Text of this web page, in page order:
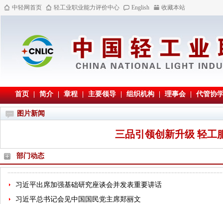
中轻网首页 轻工业职业能力评价中心 English 收藏本站
首页 | 简介 | 章程 | 主要领导 | 组织机构 | 理事会 | 代管协
图片新闻
三品引领创新升级 轻工
部门动态
习近平出席加强基础研究座谈会并发表重要讲话
习近平总书记会见中国国民党主席郑丽文